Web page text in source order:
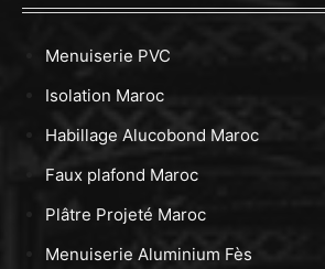
Menuiserie PVC
Isolation Maroc
Habillage Alucobond Maroc
Faux plafond Maroc
Plâtre Projeté Maroc
Menuiserie Aluminium Fès